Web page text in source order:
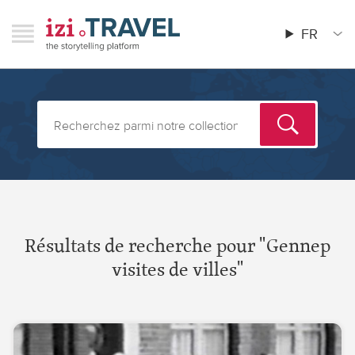
au
contenu
principal
Menu
Main
menu
FR
Résultats de recherche pour "Gennep
visites de villes"